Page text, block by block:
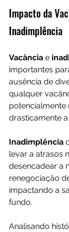
Impacto da
Inadimplência
Vacância e
importantes
ausência de
qualquer
potencialmente
drasticamente a
Inadimplência
levar a atrasos
desencadear a
renegociação
impactando a
fundo.
Analisando